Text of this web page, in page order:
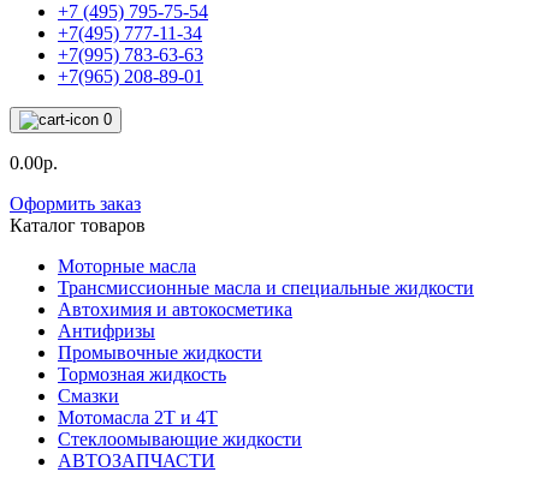
+7 (495) 795-75-54
+7(495) 777-11-34
+7(995) 783-63-63
+7(965) 208-89-01
0
0.00р.
Оформить заказ
Каталог товаров
Моторные масла
Трансмиссионные масла и специальные жидкости
Автохимия и автокосметика
Антифризы
Промывочные жидкости
Тормозная жидкость
Смазки
Мотомасла 2Т и 4Т
Стеклоомывающие жидкости
АВТОЗАПЧАСТИ